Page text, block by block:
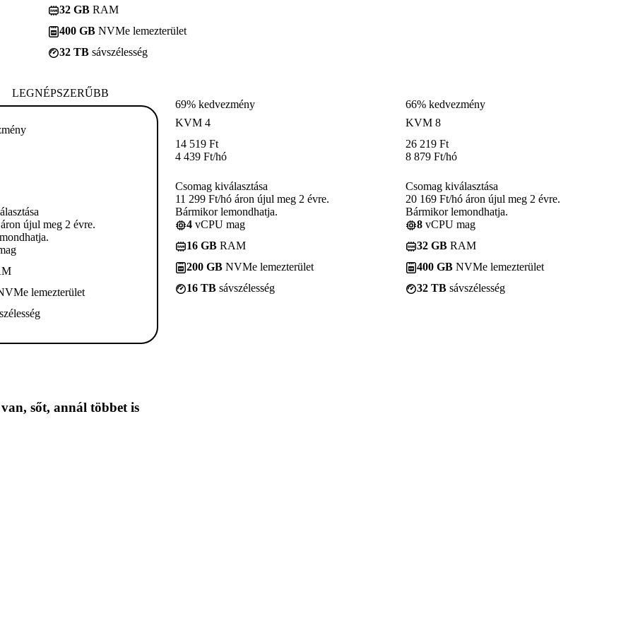
32 GB RAM
400 GB NVMe lemezterület
32 TB sávszélesség
LEGNÉPSZERŰBB
újul meg 2 évre.
lemezterület
69% kedvezmény
KVM 4
14 519 Ft
4 439 Ft/hó
Csomag kiválasztása
11 299 Ft/hó áron újul meg 2 évre.
Bármikor lemondhatja.
4 vCPU mag
16 GB RAM
200 GB NVMe lemezterület
16 TB sávszélesség
66% kedvezmény
KVM 8
26 219 Ft
8 879 Ft/hó
Csomag kiválasztása
20 169 Ft/hó áron újul meg 2 évre.
Bármikor lemondhatja.
8 vCPU mag
32 GB RAM
400 GB NVMe lemezterület
32 TB sávszélesség
sőt, annál többet is